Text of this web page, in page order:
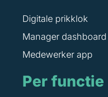
Digitale prikklok
Manager dashboard
Medewerker app
Per functie